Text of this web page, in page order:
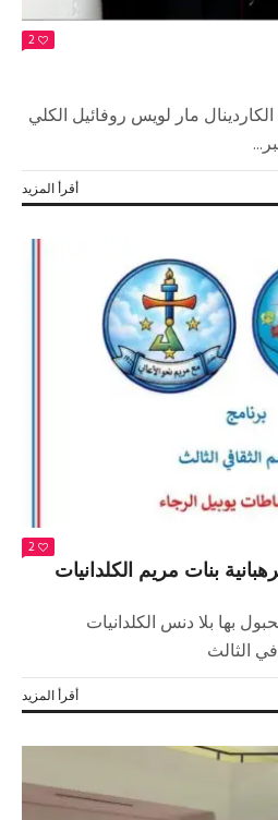
2
مار لويس روفائيل الكلي
أقرأ المزيد
2
بنات مريم الكلدانيات
بها بلا دنس الكلدانيات
الثالث
أقرأ المزيد